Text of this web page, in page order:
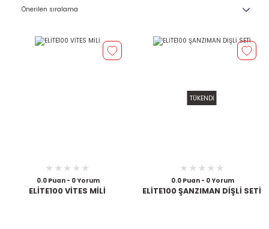
0.0 Puan - 0 Yorum
ELİTE100 VİTES MİLİ
TÜKENDİ
0.0 Puan - 0 Yorum
ELİTE100 ŞANZIMAN DİŞLİ SETİ